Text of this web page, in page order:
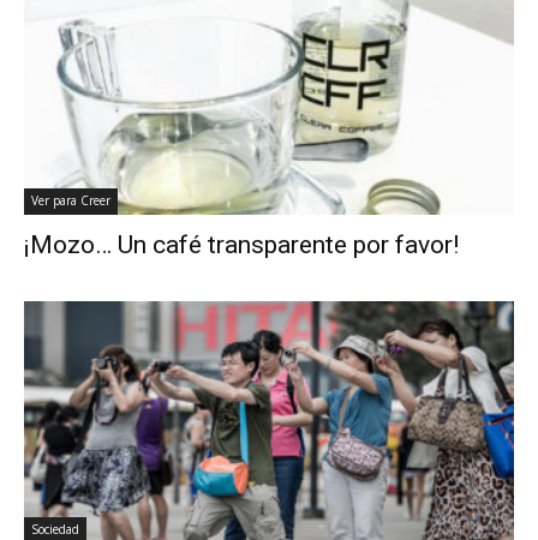
Ver para Creer
¡Mozo… Un café transparente por favor!
Sociedad